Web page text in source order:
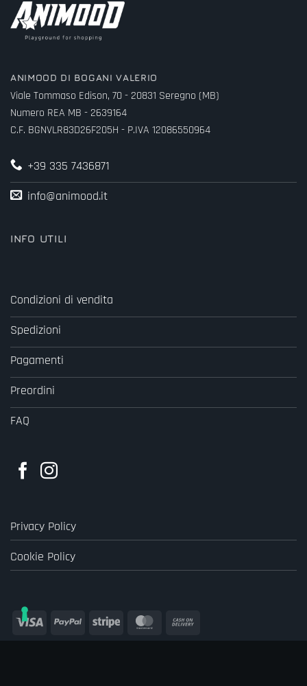
ANIMOOD DI BOGANI VALERIO
Viale Tommaso Edison, 70 - 20831 Seregno (MB)
Numero REA MB - 2639164
C.F. BGNVLR83D26F205H - P.IVA 12086550964
+39 335 7436871
info@animood.it
INFO UTILI
Condizioni di vendita
Spedizioni
Pagamenti
Preordini
FAQ
Privacy Policy
Cookie Policy
Visa PayPal Stripe MasterCard